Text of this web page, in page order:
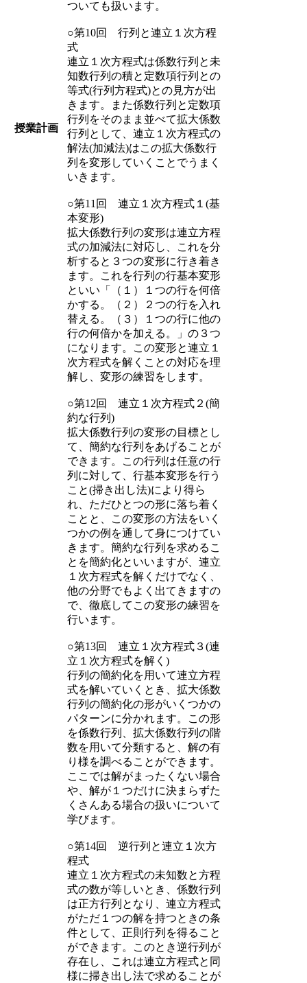
授業計画
ついても扱います。
○第10回 行列と連立１次方程
式
連立１次方程式は係数行列と未
知数行列の積と定数項行列との
等式(行列方程式)との見方が出
きます。また係数行列と定数項
行列をそのまま並べて拡大係数
行列として、連立１次方程式の
解法(加減法)はこの拡大係数行
列を変形していくことでうまく
いきます。
○第11回 連立１次方程式１(基
本変形)
拡大係数行列の変形は連立方程
式の加減法に対応し、これを分
析すると３つの変形に行き着き
ます。これを行列の行基本変形
といい「（１）１つの行を何倍
かする。（２）２つの行を入れ
替える。（３）１つの行に他の
行の何倍かを加える。」の３つ
になります。この変形と連立１
次方程式を解くことの対応を理
解し、変形の練習をします。
○第12回 連立１次方程式２(簡
約な行列)
拡大係数行列の変形の目標とし
て、簡約な行列をあげることが
できます。この行列は任意の行
列に対して、行基本変形を行う
こと(掃き出し法)により得ら
れ、ただひとつの形に落ち着く
ことと、この変形の方法をいく
つかの例を通して身につけてい
きます。簡約な行列を求めるこ
とを簡約化といいますが、連立
１次方程式を解くだけでなく、
他の分野でもよく出てきますの
で、徹底してこの変形の練習を
行います。
○第13回 連立１次方程式３(連
立１次方程式を解く)
行列の簡約化を用いて連立方程
式を解いていくとき、拡大係数
行列の簡約化の形がいくつかの
パターンに分かれます。この形
を係数行列、拡大係数行列の階
数を用いて分類すると、解の有
り様を調べることができます。
ここでは解がまったくない場合
や、解が１つだけに決まらずた
くさんある場合の扱いについて
学びます。
○第14回 逆行列と連立１次方
程式
連立１次方程式の未知数と方程
式の数が等しいとき、係数行列
は正方行列となり、連立方程式
がただ１つの解を持つときの条
件として、正則行列を得ること
ができます。このとき逆行列が
存在し、これは連立方程式と同
様に掃き出し法で求めることが